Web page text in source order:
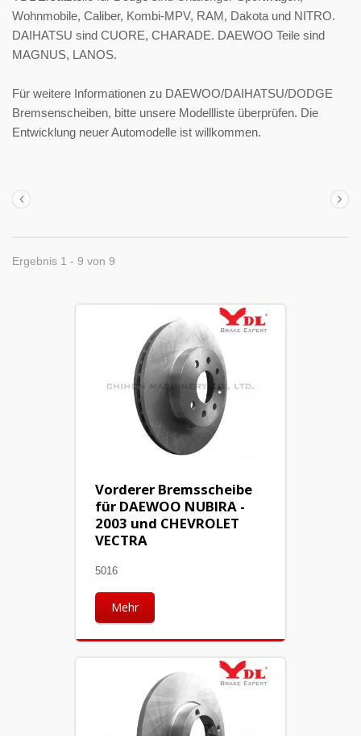
Wohnmobile, Caliber, Kombi-MPV, RAM, Dakota und NITRO.
DAIHATSU sind CUORE, CHARADE. DAEWOO Teile sind
MAGNUS, LANOS.
Für weitere Informationen zu DAEWOO/DAIHATSU/DODGE
Bremsenscheiben, bitte unsere Modellliste überprüfen. Die
Entwicklung neuer Automodelle ist willkommen.
Ergebnis 1 - 9 von 9
Vorderer Bremsscheibe
für DAEWOO NUBIRA -
2003 und CHEVROLET
VECTRA
5016
Mehr